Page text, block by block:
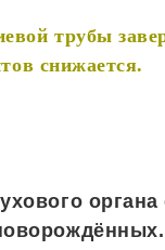
трубы
снижается.